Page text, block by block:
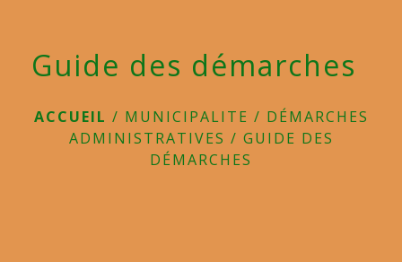
Guide des démarches
ACCUEIL / MUNICIPALITE / DÉMARCHES
ADMINISTRATIVES / GUIDE DES
DÉMARCHES